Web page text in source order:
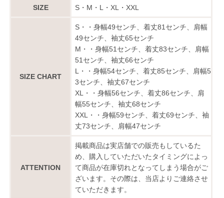
SIZE S・M・L・XL・XXL
SIZE CHART
S・・身幅49センチ、着丈81センチ、肩幅
49センチ、袖丈65センチ
M・・身幅51センチ、着丈83センチ、肩幅
51センチ、袖丈66センチ
L・・身幅54センチ、着丈85センチ、肩幅5
3センチ、袖丈67センチ
XL・・身幅56センチ、着丈86センチ、肩
幅55センチ、袖丈68センチ
XXL・・身幅59センチ、着丈69センチ、袖
丈73センチ、肩幅47センチ
ATTENTION
掲載商品は実店舗での販売もしているた
め、購入していただいたタイミングによっ
て商品が在庫切れとなってしまう場合がご
ざいます。その際は、当店よりご連絡させ
ていただきます。